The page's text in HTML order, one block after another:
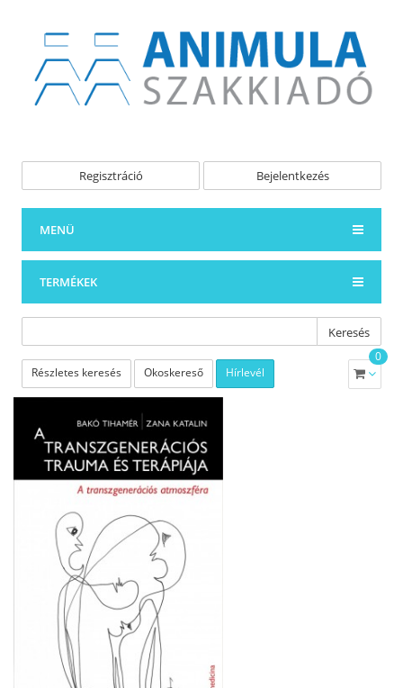
Regisztráció Bejelentkezés
MENÜ
TERMÉKEK
Keresés
Részletes keresés Okoskereső Hírlevél
0